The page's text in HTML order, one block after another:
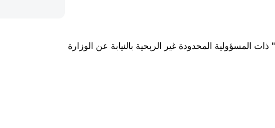
مُقدم من شركة "Was hab’ ich?‎" ذات المسؤولية المحدودة غير الربحية بالنيابة عن الوزارة